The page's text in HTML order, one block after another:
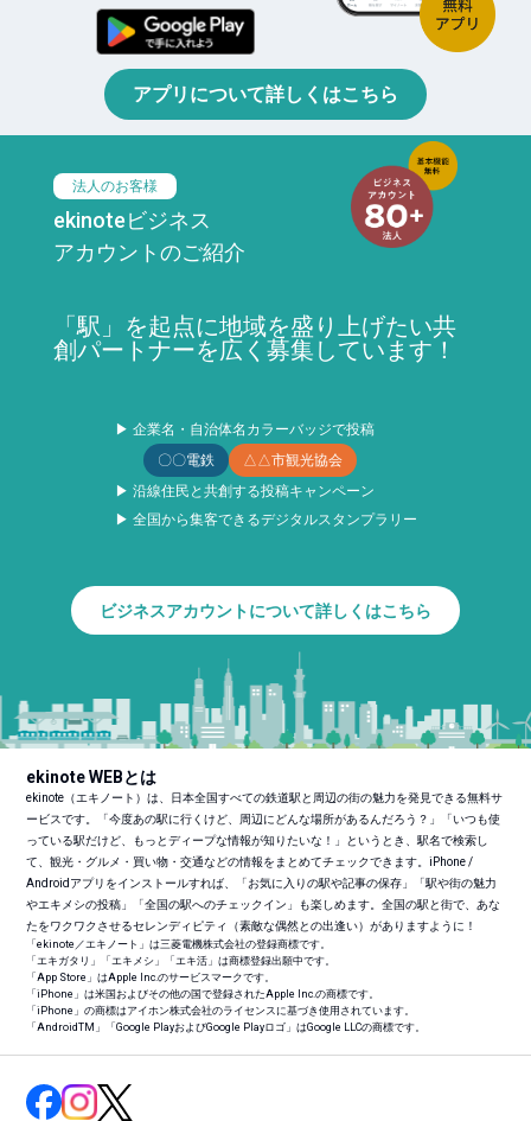
アプリについて詳しくはこちら
法人のお客様
ekinoteビジネス
アカウントのご紹介
「駅」を起点に地域を盛り上げたい共
創パートナーを広く募集しています！
▶ 企業名・自治体名カラーバッジで投稿
〇〇電鉄
△△市観光協会
▶ 沿線住民と共創する投稿キャンペーン
▶ 全国から集客できるデジタルスタンプラリー
ビジネスアカウントについて詳しくはこちら
ekinote WEBとは
ekinote（エキノート）は、日本全国すべての鉄道駅と周辺の街の魅力を発見できる無料サ
ービスです。「今度あの駅に行くけど、周辺にどんな場所があるんだろう？」「いつも使
っている駅だけど、もっとディープな情報が知りたいな！」というとき、駅名で検索し
て、観光・グルメ・買い物・交通などの情報をまとめてチェックできます。iPhone /
Androidアプリをインストールすれば、「お気に入りの駅や記事の保存」「駅や街の魅力
やエキメシの投稿」「全国の駅へのチェックイン」も楽しめます。全国の駅と街で、あな
たをワクワクさせるセレンディピティ（素敵な偶然との出逢い）がありますように！
「ekinote／エキノート」は三菱電機株式会社の登録商標です。
「エキガタリ」「エキメシ」「エキ活」は商標登録出願中です。
「App Store」はApple Inc.のサービスマークです。
「iPhone」は米国およびその他の国で登録されたApple Inc.の商標です。
「iPhone」の商標はアイホン株式会社のライセンスに基づき使用されています。
「AndroidTM 」「Google PlayおよびGoogle Playロゴ」はGoogle LLCの商標です。